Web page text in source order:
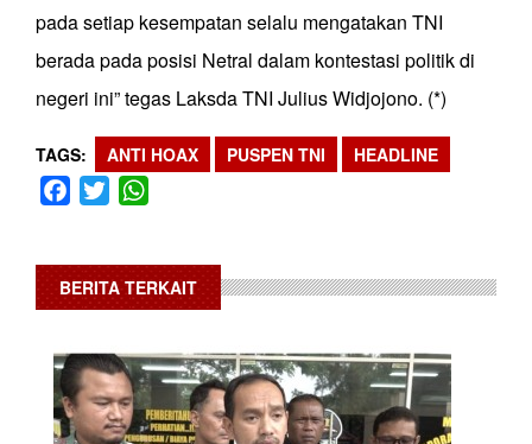
pada setiap kesempatan selalu mengatakan TNI
berada pada posisi Netral dalam kontestasi politik di
negeri ini” tegas Laksda TNI Julius Widjojono. (*)
TAGS ANTI HOAX PUSPEN TNI HEADLINE
Facebook
Twitter
BERITA TERKAIT